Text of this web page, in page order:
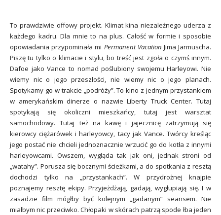
To prawdziwie offowy projekt. Klimat kina niezależnego uderza z
każdego kadru. Dla mnie to na plus. Całość w formie i sposobie
opowiadania przypominała mi Permanent Vacation Jima Jarmuscha.
Piszę tu tylko o klimacie i stylu, bo treść jest zgoła o czymś innym.
Dafoe jako Vance to nomad poślubiony swojemu Harleyowi. Nie
wiemy nic o jego przeszłości, nie wiemy nic o jego planach.
Spotykamy go w trakcie „podróży”. To kino z jednym przystankiem
w amerykańskim dinerze o nazwie Liberty Truck Center. Tutaj
spotykają się okoliczni mieszkańcy, tutaj jest warsztat
samochodowy. Tutaj też na kawę i jajecznicę zatrzymują się
kierowcy ciężarówek i harleyowcy, tacy jak Vance. Twórcy kreśląc
jego postać nie chcieli jednoznacznie wrzucić go do kotła z innymi
harleyowcami. Owszem, wygląda tak jak oni, jednak stroni od
„watahy”. Porusza się bocznymi ścieżkami, a do spotkania z resztą
dochodzi tylko na „przystankach”. W przydrożnej knajpie
poznajemy resztę ekipy. Przyjeżdżają, gadają, wygłupiają się. I w
zasadzie film mógłby być kolejnym „gadanym” seansem. Nie
miałbym nic przeciwko. Chłopaki w skórach patrzą spode łba jeden